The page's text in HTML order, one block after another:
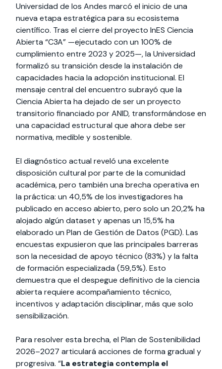
Universidad de los Andes marcó el inicio de una
nueva etapa estratégica para su ecosistema
científico. Tras el cierre del proyecto InES Ciencia
Abierta “C3A” —ejecutado con un 100% de
cumplimiento entre 2023 y 2025—, la Universidad
formalizó su transición desde la instalación de
capacidades hacia la adopción institucional. El
mensaje central del encuentro subrayó que la
Ciencia Abierta ha dejado de ser un proyecto
transitorio financiado por ANID, transformándose en
una capacidad estructural que ahora debe ser
normativa, medible y sostenible.
El diagnóstico actual reveló una excelente
disposición cultural por parte de la comunidad
académica, pero también una brecha operativa en
la práctica: un 40,5% de los investigadores ha
publicado en acceso abierto, pero solo un 20,2% ha
alojado algún dataset y apenas un 15,5% ha
elaborado un Plan de Gestión de Datos (PGD). Las
encuestas expusieron que las principales barreras
son la necesidad de apoyo técnico (83%) y la falta
de formación especializada (59,5%). Esto
demuestra que el despegue definitivo de la ciencia
abierta requiere acompañamiento técnico,
incentivos y adaptación disciplinar, más que solo
sensibilización.
Para resolver esta brecha, el Plan de Sostenibilidad
2026–2027 articulará acciones de forma gradual y
progresiva. “La estrategia contempla el